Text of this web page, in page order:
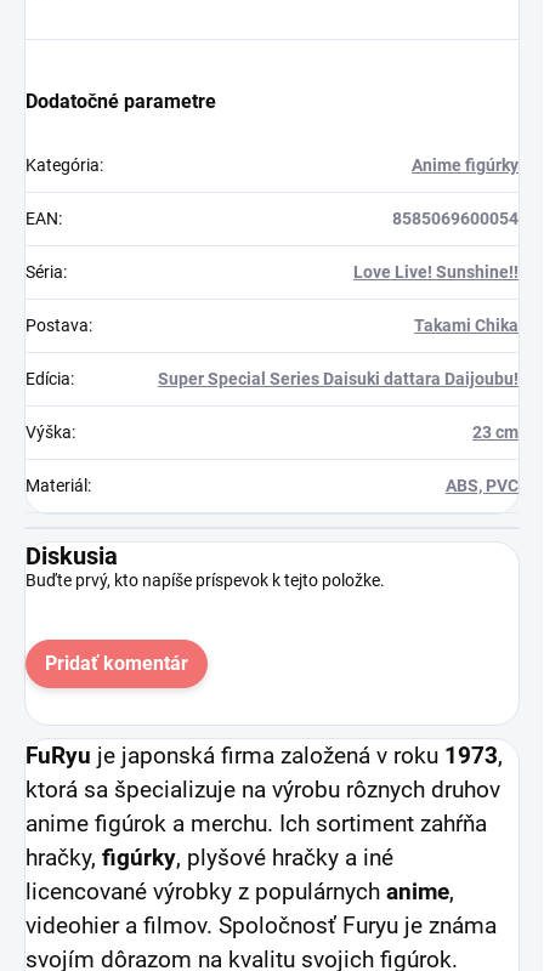
Dodatočné parametre
Kategória: Anime figúrky
EAN: 8585069600054
Séria: Love Live! Sunshine!!
Postava: Takami Chika
Edícia: Super Special Series Daisuki dattara Daijoubu!
Výška: 23 cm
Materiál : ABS, PVC
Diskusia
Buďte prvý, kto napíše príspevok k tejto položke.
Pridať komentár
FuRyu je japonská firma založená v roku 1973,
ktorá sa špecializuje na výrobu rôznych druhov
anime figúrok a merchu. Ich sortiment zahŕňa
hračky, figúrky, plyšové hračky a iné
licencované výrobky z populárnych anime,
videohier a filmov. Spoločnosť Furyu je známa
svojím dôrazom na kvalitu svojich figúrok.